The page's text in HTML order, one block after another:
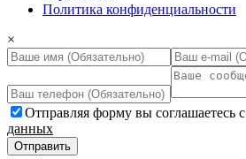
Политика конфиденциальности
×
Отправляя форму вы соглашаетесь с
данных
Отправить